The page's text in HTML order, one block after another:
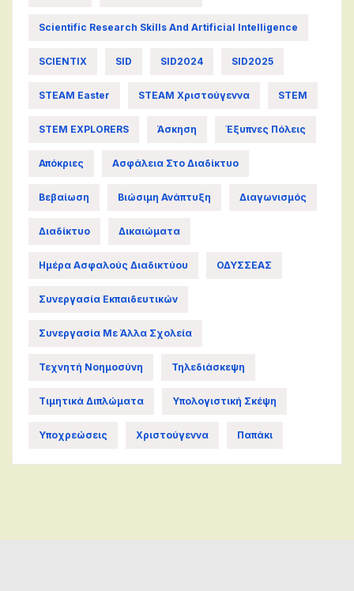
Scientific Research Skills And Artificial Intelligence
SCIENTIX SID SID2024 SID2025
STEAM Easter STEAM Χριστούγεννα STEM
STEM EXPLORERS Άσκηση Έξυπνες Πόλεις
Απόκριες Ασφάλεια Στο Διαδίκτυο
Βεβαίωση Βιώσιμη Ανάπτυξη Διαγωνισμός
Διαδίκτυο Δικαιώματα
Ημέρα Ασφαλούς Διαδικτύου ΟΔΥΣΣΕΑΣ
Συνεργασία Εκπαιδευτικών
Συνεργασία Με Άλλα Σχολεία
Τεχνητή Νοημοσύνη Τηλεδιάσκεψη
Τιμητικά Διπλώματα Υπολογιστική Σκέψη
Υποχρεώσεις Χριστούγεννα Παπάκι